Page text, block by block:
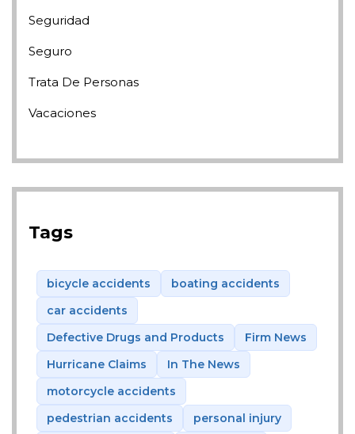
Seguridad
Seguro
Trata De Personas
Vacaciones
Tags
bicycle accidents
boating accidents
car accidents
Defective Drugs and Products
Firm News
Hurricane Claims
In The News
motorcycle accidents
pedestrian accidents
personal injury